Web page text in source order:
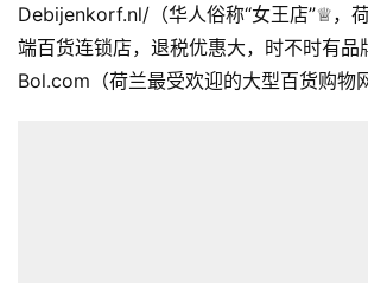
Debijenkorf.nl/（华人俗称“女王店”♕，
端百货连锁店，退税优惠大，时不时有品
Bol.com（荷兰最受欢迎的大型百货购物网